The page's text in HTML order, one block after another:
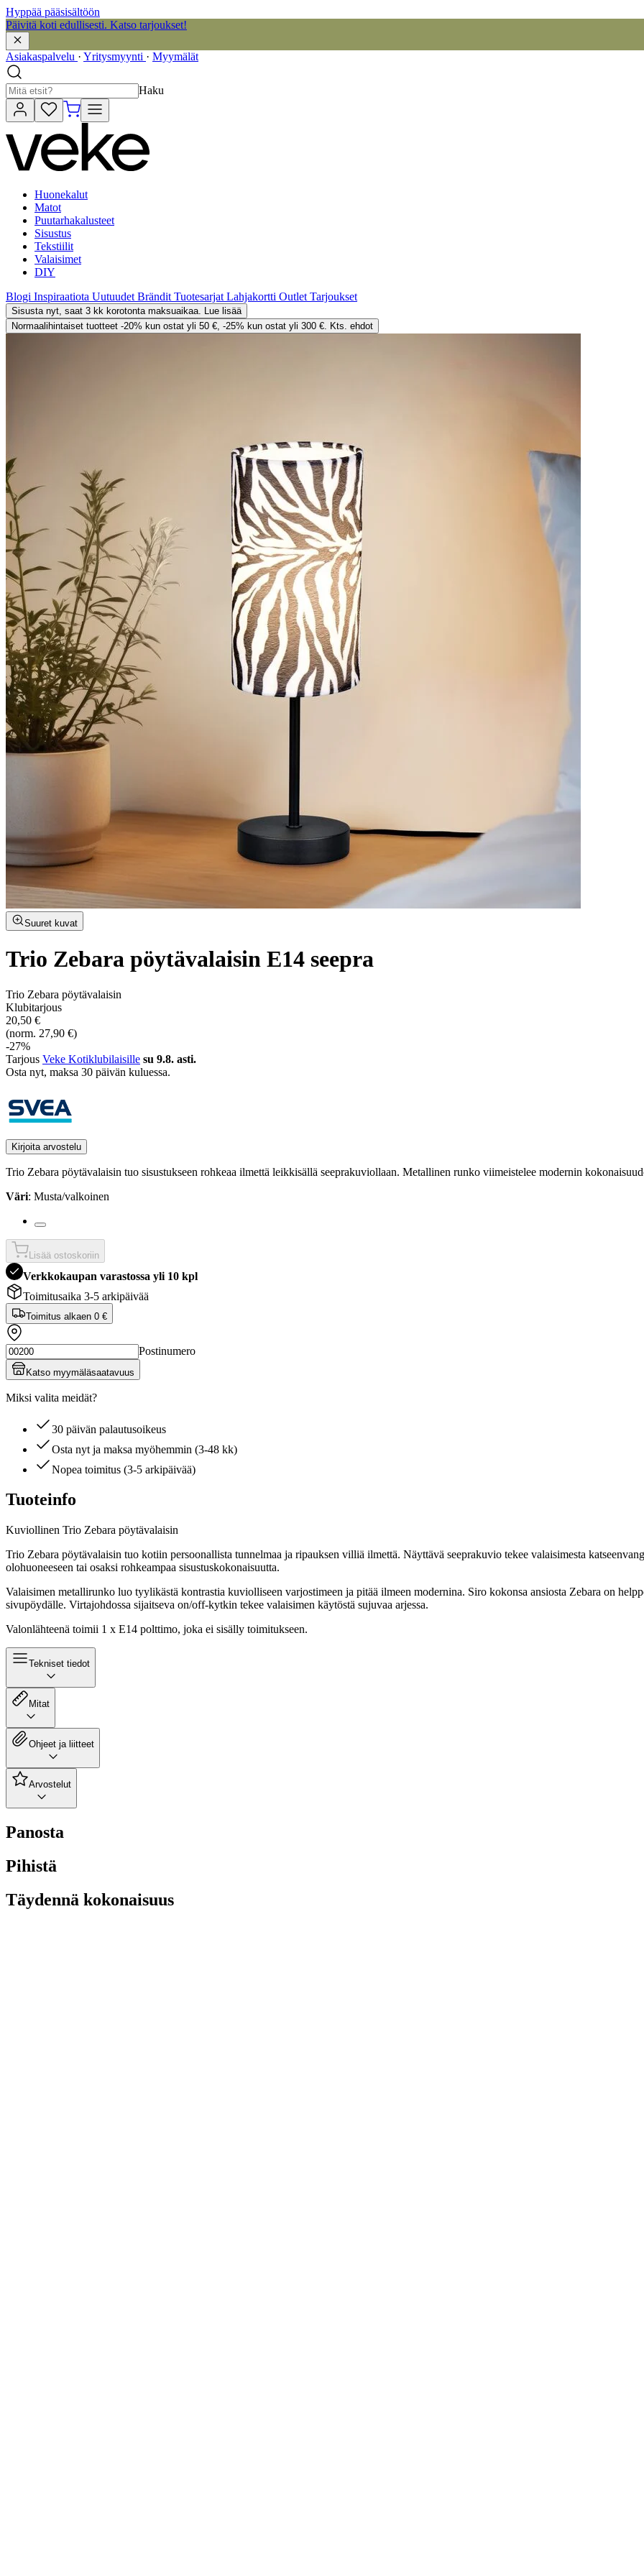
Hyppää pääsisältöön
Päivitä koti edullisesti. Katso tarjoukset!
Asiakaspalvelu · Yritysmyynti · Myymälät
Haku
Huonekalut
Matot
Puutarhakalusteet
Sisustus
Tekstiilit
Valaisimet
DIY
Blogi Inspiraatiota Uutuudet Brändit Tuotesarjat Lahjakortti Outlet Tarjoukset
Sisusta nyt, saat 3 kk korotonta maksuaikaa. Lue lisää
Normaalihintaiset tuotteet -20% kun ostat yli 50 €, -25% kun ostat yli 300 €. Kts. ehdot
Suuret kuvat
Trio Zebara pöytävalaisin E14 seepra
Trio Zebara pöytävalaisin
Klubitarjous
20,50 €
(norm. 27,90 €)
-27%
Tarjous Veke Kotiklubilaisille su 9.8. asti.
Osta nyt, ­maksa 30 päivän kuluessa.
Kirjoita arvostelu
Trio Zebara pöytävalaisin tuo sisustukseen rohkeaa ilmettä leikkisällä seeprakuviollaan. Metallinen runko viimeistelee modernin
Väri: Musta/valkoinen
Lisää ostoskoriin
Verkkokaupan varastossa yli 10 kpl
Toimitusaika 3-5 arkipäivää
Toimitus alkaen 0 €
Postinumero
Katso myymäläsaatavuus
Miksi valita meidät?
30 päivän palautusoikeus
Osta nyt ja maksa myöhemmin (3-48 kk)
Nopea toimitus (3-5 arkipäivää)
Tuoteinfo
Kuviollinen Trio Zebara pöytävalaisin
Trio Zebara pöytävalaisin tuo kotiin persoonallista tunnelmaa ja ripauksen villiä ilmettä. Näyttävä seeprakuvio tekee valaisimesta
olohuoneeseen tai osaksi rohkeampaa sisustuskokonaisuutta.
Valaisimen metallirunko luo tyylikästä kontrastia kuviolliseen varjostimeen ja pitää ilmeen modernina. Siro kokonsa ansiosta Zebara on
sivupöydälle. Virtajohdossa sijaitseva on/off-kytkin tekee valaisimen käytöstä sujuvaa arjessa.
Valonlähteenä toimii 1 x E14 polttimo, joka ei sisälly toimitukseen.
Tekniset tiedot
Mitat
Ohjeet ja liitteet
Arvostelut
Panosta
Pihistä
Täydennä kokonaisuus